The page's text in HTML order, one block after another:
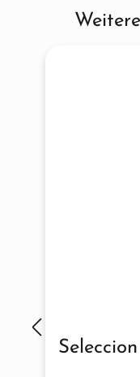
Produktgalerie